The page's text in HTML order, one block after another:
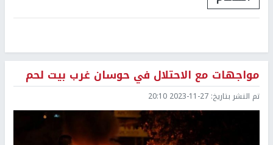
مواجهات مع الاحتلال في حوسان غرب بيت لحم
تم النشر بتاريخ: 2023-11-27 20:10